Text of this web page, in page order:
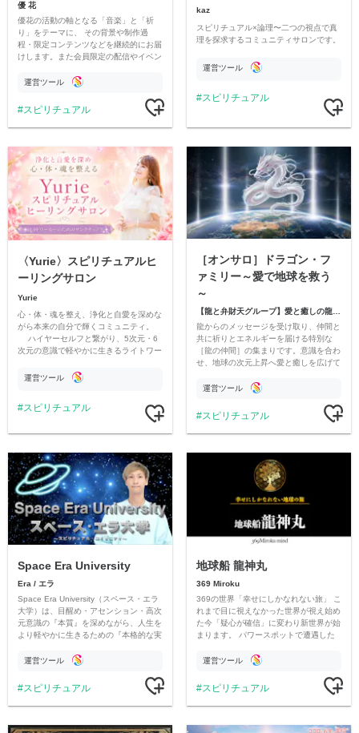
優 花
優花の活動の軸となる「音楽」と「祈
り」をテーマに、 その背景や制作過
程・限定コンテンツなどを継続的にお届
けします。また会員限定の配信やイベン
覧いただけます。
運営ツール
スピリチュアル
kaz
スピリチュアル×論理〜二つの視点で真
理を探求するコミュニティサロンです。
運営ツール
スピリチュアル
〈Yurie〉スピリチュアルヒ
ーリングサロン
Yurie
心・体・魂を整え、浄化と自愛を深めな
がら本来の自分で輝くコミュニティ。
ハイヤーセルフと繋がり、5次元・6
次元の意識で軽やかに生きるライトワー
す。
運営ツール
スピリチュアル
［オンサロ］ドラゴン・フ
ァミリー～愛で地球を救う
～
【龍と弁財天グループ】愛と癒しの龍使いひろき・弁財天真貴
龍からのメッセージを受け取り、仲間と
共に祈りとエネルギーを届ける特別な
［龍の仲間］の集まりです。意識を合わ
せ、地球の次元上昇へ愛と癒しを広げて
運営ツール
スピリチュアル
Space Era University
Era / エラ
Space Era University（スペース・エラ
大学）は、目醒め・アセンション・高次
元意識の『本質』を深めながら、人生を
より軽やかに生きるための『本格的な実
運営ツール
スピリチュアル
地球船 龍神丸
369 Miroku
369の世界「幸せにしかなれない旅」 こ
れまで目に視えなかった世界が視え始め
た今「疑心が確信」に変わり新世界が始
まります。 パワースポットで遭遇した
アします。 369Miroku
運営ツール
スピリチュアル